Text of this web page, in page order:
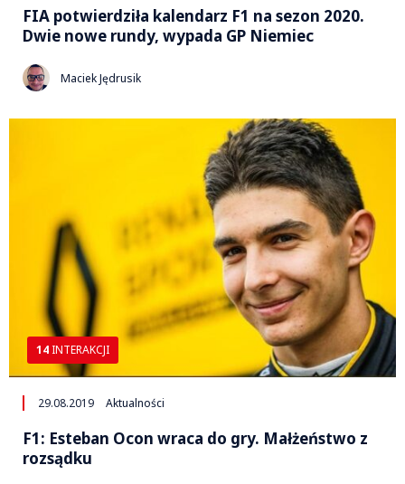
FIA potwierdziła kalendarz F1 na sezon 2020.
Dwie nowe rundy, wypada GP Niemiec
Maciek Jędrusik
14 INTERAKCJI
29.08.2019 Aktualności
F1: Esteban Ocon wraca do gry. Małżeństwo z
rozsądku